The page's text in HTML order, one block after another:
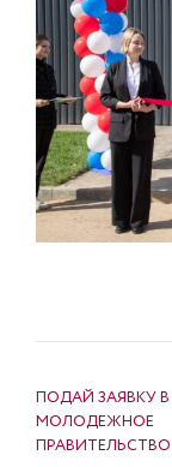
ПОДАЙ ЗАЯВКУ В
МОЛОДЕЖНОЕ
ПРАВИТЕЛЬСТВО